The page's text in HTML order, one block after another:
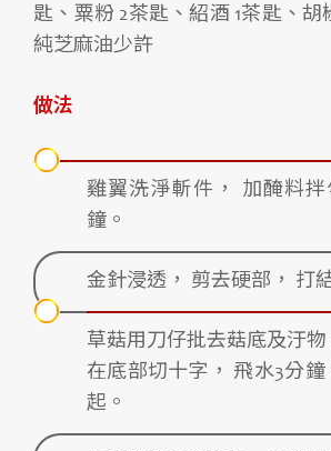
匙、粟粉 2茶匙、紹酒 1茶匙、
純芝麻油少許
做法
雞翼洗淨斬件， 加醃料拌
鐘。
金針浸透， 剪去硬部， 打
草菇用刀仔批去菇底及汙物
在底部切十字， 飛水3分鐘
起。